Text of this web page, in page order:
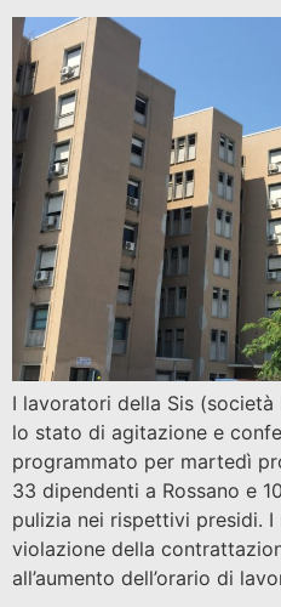
I lavoratori della Sis
lo stato di agitazione e
programmato per martedì
33 dipendenti a Rossano e
pulizia nei rispettivi presidi.
violazione della
all’aumento dell’orario di